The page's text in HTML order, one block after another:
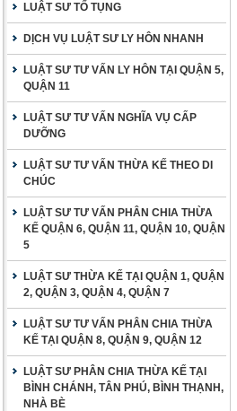
LUẬT SƯ TỐ TỤNG
DỊCH VỤ LUẬT SƯ LY HÔN NHANH
LUẬT SƯ TƯ VẤN LY HÔN TẠI QUẬN 5,
QUẬN 11
LUẬT SƯ TƯ VẤN NGHĨA VỤ CẤP
DƯỠNG
LUẬT SƯ TƯ VẤN THỪA KẾ THEO DI
CHÚC
LUẬT SƯ TƯ VẤN PHÂN CHIA THỪA
KẾ QUẬN 6, QUẬN 11, QUẬN 10, QUẬN
5
LUẬT SƯ THỪA KẾ TẠI QUẬN 1, QUẬN
2, QUẬN 3, QUẬN 4, QUẬN 7
LUẬT SƯ TƯ VẤN PHÂN CHIA THỪA
KẾ TẠI QUẬN 8, QUẬN 9, QUẬN 12
LUẬT SƯ PHÂN CHIA THỪA KẾ TẠI
BÌNH CHÁNH, TÂN PHÚ, BÌNH THẠNH,
NHÀ BÈ